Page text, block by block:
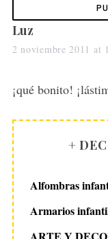
s
a
s
Luz
2 noviembre 2011 at
¡qué bonito!
+
Alfombras
Armarios
ARTE Y